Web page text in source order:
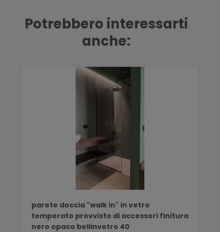
Potrebbero interessarti
anche:
parete doccia "walk in" in vetro
temperato provvisto di accessori finitura
nero opaco bellinvetro 40